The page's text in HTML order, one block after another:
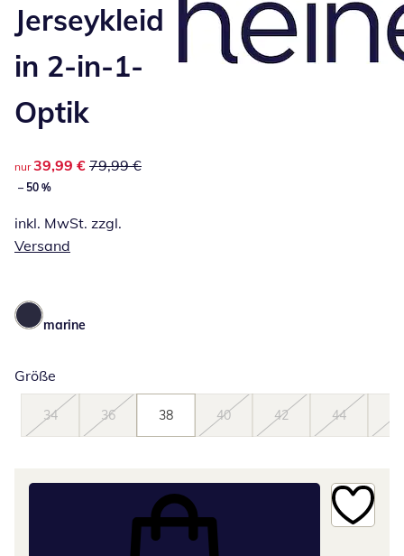
Jerseykleid
in 2-in-1-
Optik
reduzierter Preis 39,99 €, vorheriger Preis: 79,99 €
nur 39,99 € 79,99 €
– 50 %
inkl. MwSt. zzgl.
Versand
marine
Größe
34 36 38 40 42 44